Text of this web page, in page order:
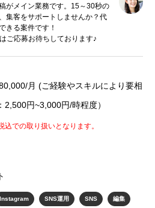
がメイン業務です。15～30秒の
集客をサポートしませんか？代
きる案件です！
ご応募お待ちしております♪
月 (ご経験やスキルにより要相
2,500円~3,000円/時程度）
での取り扱いとなります。
Instagram SNS運用 SNS 編集